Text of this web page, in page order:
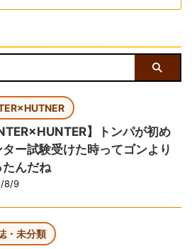
】トンパが初め
ー試験受けた時ってゴンより
んだね
8/9
・未分類